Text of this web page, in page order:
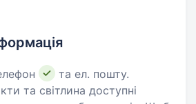
та ел. пошту.
та світлина доступні